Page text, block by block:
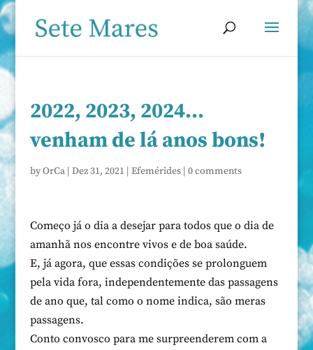
2022, 2023, 2024…
venham de lá anos bons!
byOrCa| Dez 31, 2021 | Efemérides| 0 comments
Começo já o dia a desejar para todos que o dia de
amanhã nos encontre vivos e de boa saúde.
E, já agora, que essas condições se prolonguem
pela vida fora, independentemente das passagens
de ano que, tal como o nome indica, são meras
passagens.
Conto convosco para me surpreenderem com a